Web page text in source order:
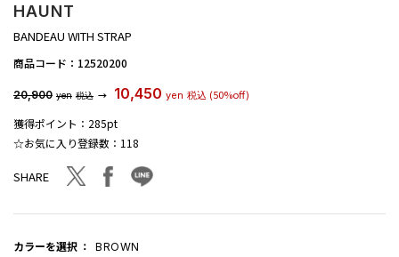
HAUNT
BANDEAU WITH STRAP
商品コード： 12520200
20,900 yen 税込 → 10,450 yen 税込 (50%off)
獲得ポイント： 285pt
☆お気に入り登録数： 118
SHARE twitterfacebookline
カラーを選択 BROWN